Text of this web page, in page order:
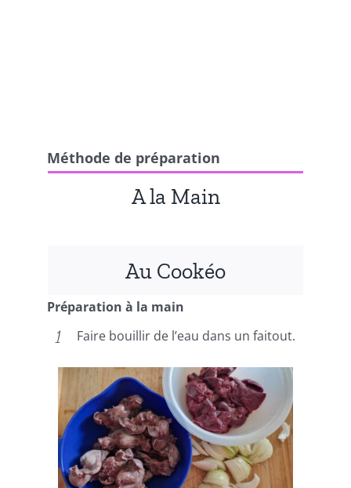
Méthode de préparation
A la Main
Au Cookéo
Préparation à la main
Faire bouillir de l’eau dans un faitout.